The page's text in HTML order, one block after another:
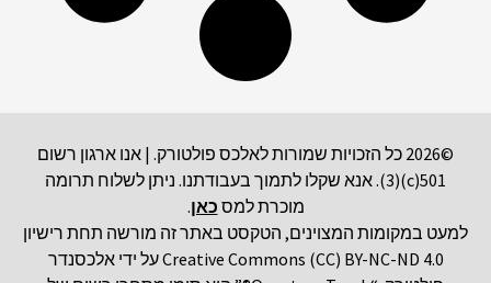
©2026 כל הזכויות שמורות לאלכס פולטורק. | אנו ארגון רשום
501(c)(3). אנא שקלו לתמוך בעבודתנו. ניתן לשלוח תרומה
מוכרת למס כאן.
למעט במקומות המצוינים, הטקסט באתר זה מורשה תחת רישיון
Creative Commons (CC) BY-NC-ND 4.0 על ידי אלכסנדר